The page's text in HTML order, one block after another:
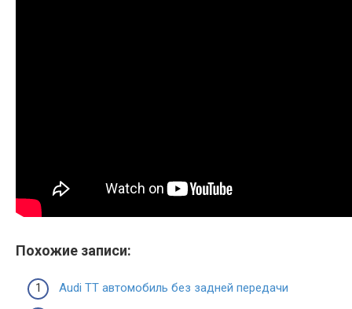
Похожие записи:
Audi TT автомобиль без задней передачи